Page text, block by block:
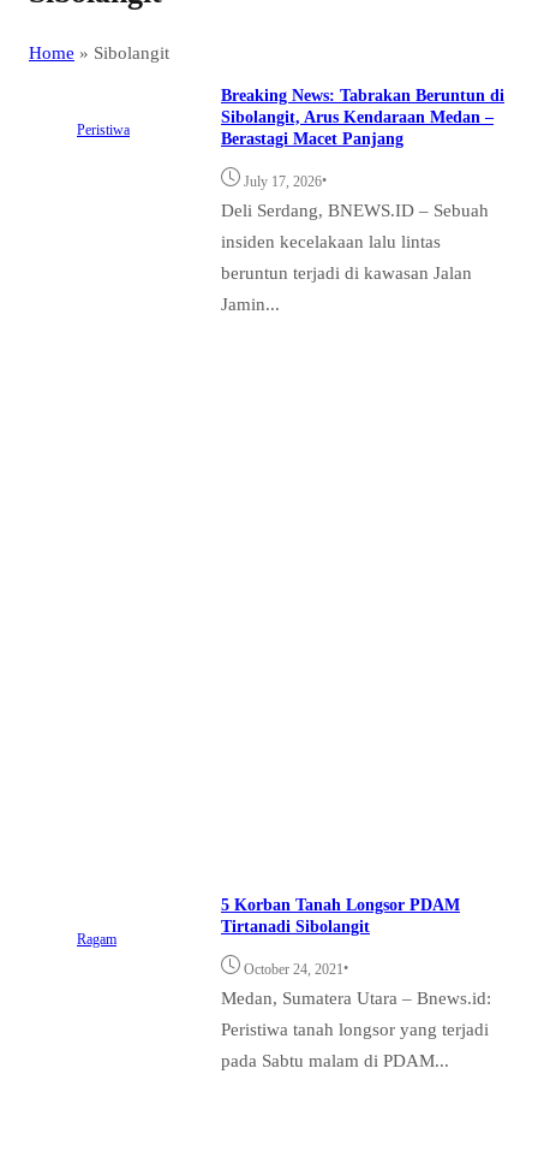
Home » Sibolangit
Peristiwa
Breaking News: Tabrakan Beruntun di
Sibolangit, Arus Kendaraan Medan –
Berastagi Macet Panjang
July 17, 2026•
Deli Serdang, BNEWS.ID – Sebuah
insiden kecelakaan lalu lintas
beruntun terjadi di kawasan Jalan
Jamin...
Ragam
5 Korban Tanah Longsor PDAM
Tirtanadi Sibolangit
October 24, 2021•
Medan, Sumatera Utara – Bnews.id:
Peristiwa tanah longsor yang terjadi
pada Sabtu malam di PDAM...